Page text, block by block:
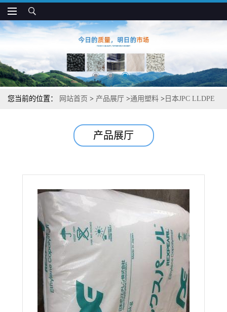
您当前的位置： 网站首页 > 产品展厅 >通用塑料 > 日本JPC LLDPE
产品展厅